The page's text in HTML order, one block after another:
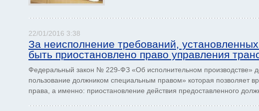
22/01/2016 3:38
За неисполнение требований,
быть приостановлено право управления
Федеральный закон № 229-ФЗ «Об исполнительном производстве»
пользование должником специаль­ным правом» которая позволяет
права, а именно: приостановление действия предоставленного